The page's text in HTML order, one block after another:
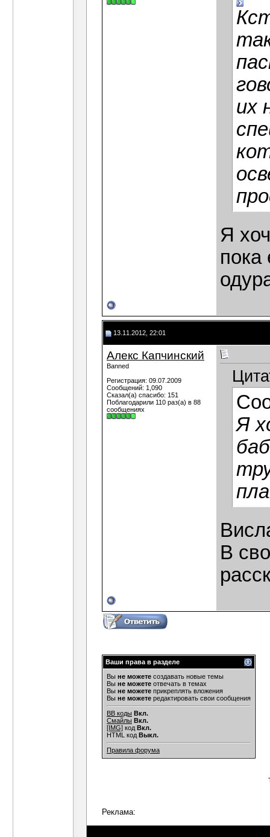
их
Я
пока
13.11.2012, 22:01
Алекс Капчинский
Banned
Регистрация: 09.07.2009
Сообщений: 1,090
Сказал(а) спасибо: 151
Поблагодарили 110 раз(а) в 88
сообщениях
Я
В
Ваши права в разделе
Вы не можете создавать новые темы
Вы не можете отвечать в темах
Вы не можете прикреплять вложения
Вы не можете редактировать свои сообщения
BB коды Вкл.
Смайлы Вкл.
[IMG] код Вкл.
HTML код Выкл.
Правила форума
Реклама: